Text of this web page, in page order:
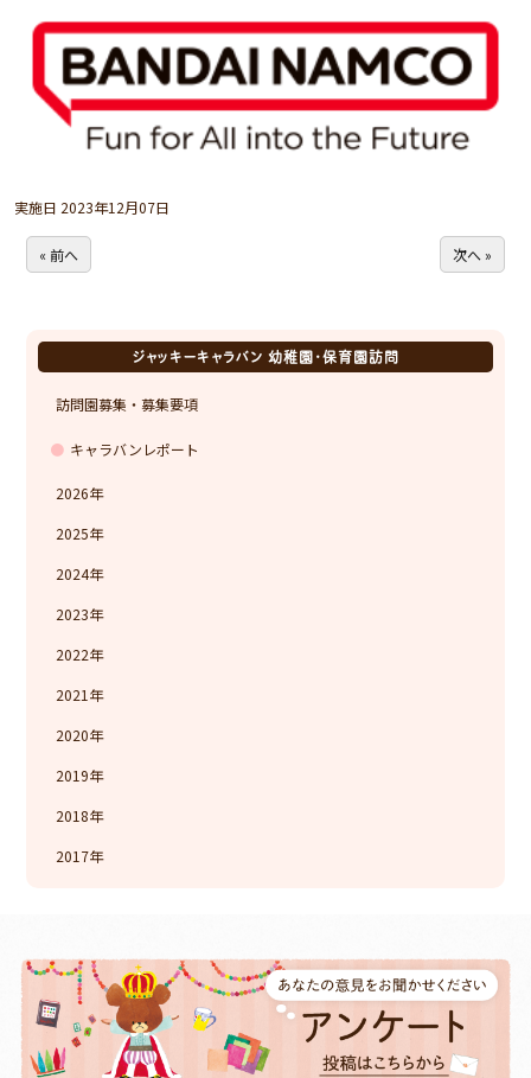
実施日 2023年12月07日
« 前へ 次へ »
ジャッキーキャラバン 幼稚園・保育園訪問
訪問園募集・募集要項
キャラバンレポート
2026
2025
2024
2023
2022
2021
2020
2019
2018
2017